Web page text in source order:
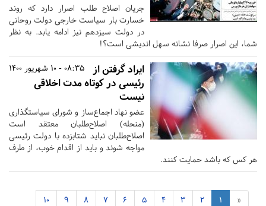
جریان اصلاح طلب اصرار دارد که روند
خسارت بار سیاست خارجی دولت روحانی
در دولت سیزدهم نیز ادامه یابد. به نظر
شما، این اصرار صرفا نشانه سهل اندیشی است؟!
08:35 - 10 شهریور 1400
ایراد گرفتن از
رئیسی در کوتاه مدت اخلاقی
نیست
عضو نهاد اجماع‌ساز و شورای سیاستگذاری
(منحله) اصلاح‌طلبان معتقد است
اصلاح‌طلبان نباید شتابزده با دولت رئیسی
مواجه شوند و باید از اقدام خوب، از طرف
هر کس که باشد حمایت کنند.
«
1
2
3
4
5
6
7
8
9
10